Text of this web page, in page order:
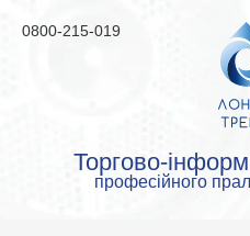
Торгово-
професійного
0800-215-019